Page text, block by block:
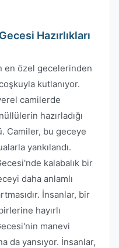
Hazırlıkları
en özel gecelerinden
kutlanıyor.
camilerde
hazırladığı
Camiler, bu geceye
yankılandı.
kalabalık bir
daha anlamlı
İnsanlar, bir
hayırlı
manevi
da yansıyor. İnsanlar,